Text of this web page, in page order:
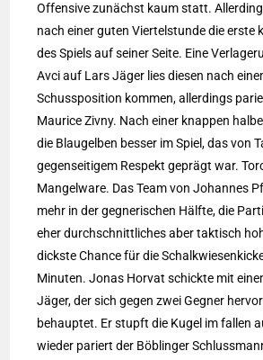
Offensive zunächst kaum statt.
nach einer guten Viertelstunde die erste
des Spiels auf seiner Seite. Eine
Avci auf Lars Jäger lies diesen nach
Schussposition kommen, allerdings
Maurice Zivny. Nach einer knappen
die Blaugelben besser im Spiel, das von
gegenseitigem Respekt geprägt war.
Mangelware. Das Team von Johannes
mehr in der gegnerischen Hälfte, die
eher durchschnittliches aber taktisch
dickste Chance für die
Minuten. Jonas Horvat schickte mit
Jäger, der sich gegen zwei Gegner
behauptet. Er stupft die Kugel im fallen
wieder pariert der Böblinger